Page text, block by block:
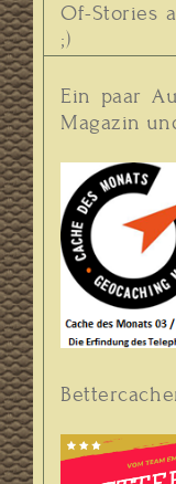
Of-Stories
;)
Ein paar
Magazin